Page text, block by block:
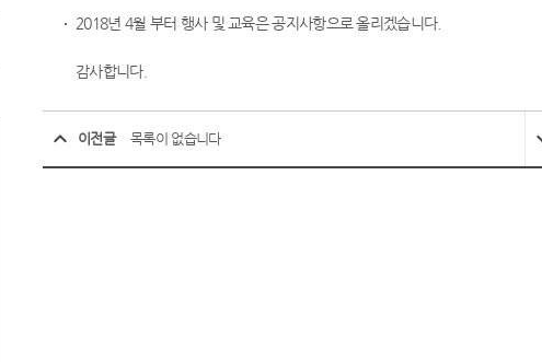
2018년 4월 부터 행사 및 교육은 공지사항으로 올리겠습니다.
감사합니다.
이전글 목록이 없습니다